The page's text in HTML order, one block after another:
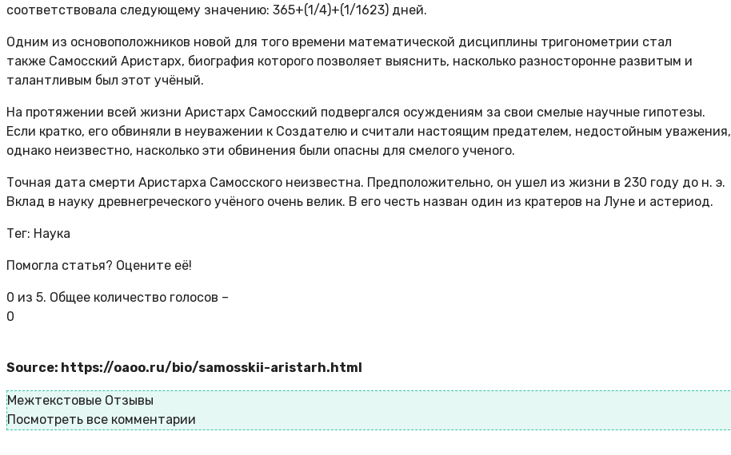
соответствовала следующему значению: 365+(1/4)+(1/1623) дней.
Одним из основоположников новой для того времени математической дисциплины тригонометрии стал
также Самосский Аристарх, биография которого позволяет выяснить, насколько разносторонне развитым и
талантливым был этот учёный.
На протяжении всей жизни Аристарх Самосский подвергался осуждениям за свои смелые научные гипотезы.
Если кратко, его обвиняли в неуважении к Создателю и считали настоящим предателем, недостойным уважения,
однако неизвестно, насколько эти обвинения были опасны для смелого ученого.
Точная дата смерти Аристарха Самосского неизвестна. Предположительно, он ушел из жизни в 230 году до н. э.
Вклад в науку древнегреческого учёного очень велик. В его честь назван один из кратеров на Луне и астериод.
Тег: Наука
Помогла статья? Оцените её!
0 из 5. Общее количество голосов –
0
Source: https://oaoo.ru/bio/samosskii-aristarh.html
Межтекстовые Отзывы
Посмотреть все комментарии